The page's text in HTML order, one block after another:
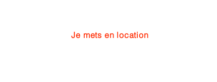
Je mets en location